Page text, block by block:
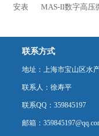
安表
MAS-II数字高压
联系方式
地址：上海市宝山区水
联系人：徐寿平
联系QQ：359845197
邮箱：